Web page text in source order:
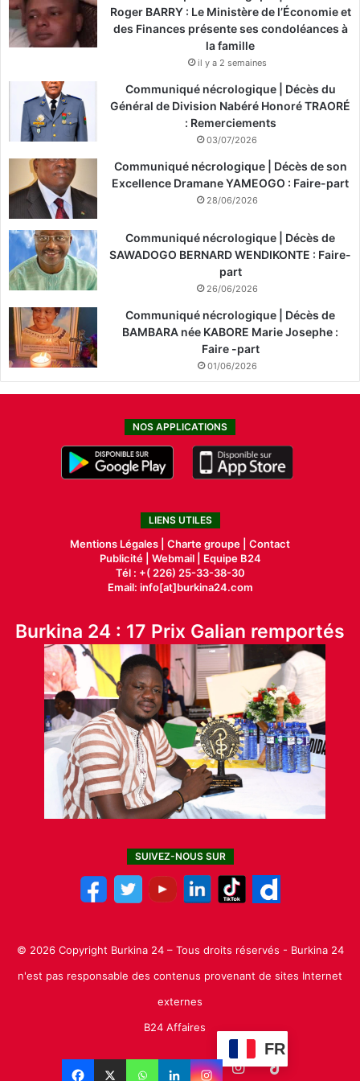
Roger BARRY : Le Ministère de l’Économie et
des Finances présente ses condoléances à
la famille
il y a 2 semaines
Communiqué nécrologique | Décès du
Général de Division Nabéré Honoré TRAORÉ
: Remerciements
03/07/2026
Communiqué nécrologique | Décès de son
Excellence Dramane YAMEOGO : Faire-part
28/06/2026
Communiqué nécrologique | Décès de
SAWADOGO BERNARD WENDIKONTE : Faire-
part
26/06/2026
Communiqué nécrologique | Décès de
BAMBARA née KABORE Marie Josephe :
Faire -part
01/06/2026
NOS APPLICATIONS
LIENS UTILES
Mentions Légales | Charte groupe | Contact
Publicité| Webmail |
Equipe B24
Tél : +( 226) 25-33-38-30
Email: info[at]burkina24.com
Burkina 24 : 17 Prix Galian remportés
SUIVEZ-NOUS SUR
© 2026 Copyright Burkina 24 – Tous droits réservés - Burkina 24
n'est pas responsable des contenus provenant de sites Internet
externes
B24 Affaires
FR
Facebook LinkedinYouTubeInstagram
TikTok